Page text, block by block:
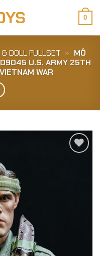
0
DOLL FULLSET » MÔ
U.S. ARMY 25TH
WAR